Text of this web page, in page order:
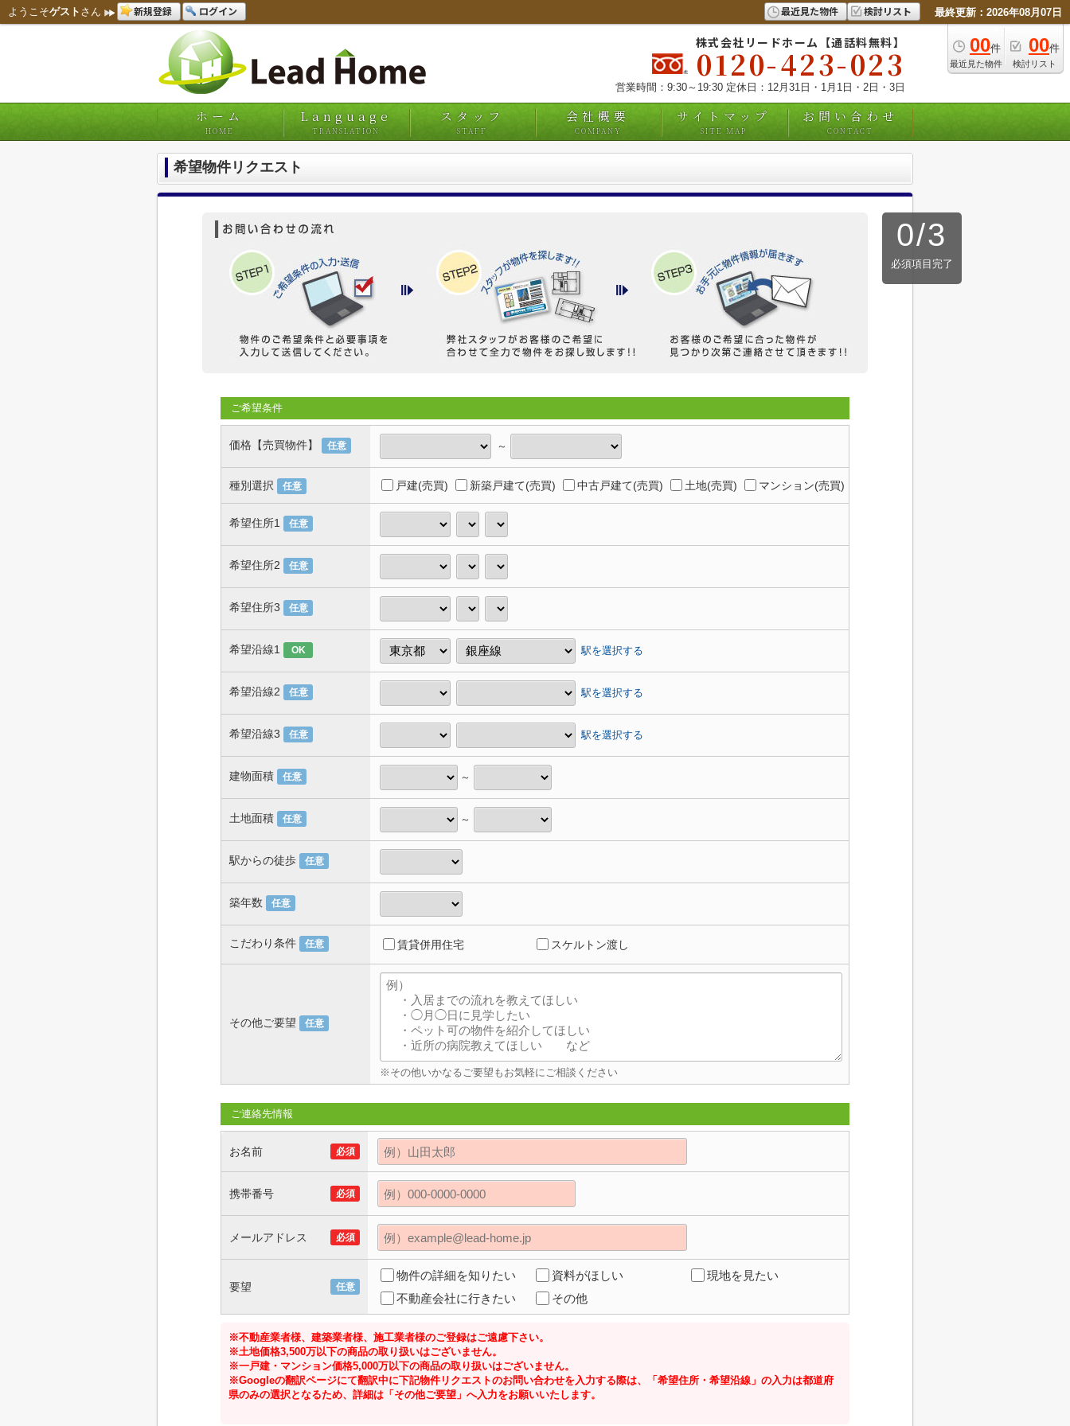
ようこそゲスト さん 新規登録 ログイン 最近見た物件 検討リスト 最終更新：2026年08月07日
00件
最近見た物件
00件
検討リスト
株式会社リードホーム【通話料無料】
0120-423-023
営業時間：9:30～19:30 定休日：12月31日・1月1日・2日・3日
ホーム
HOME
Language
TRANSLATION
スタッフ
STAFF
会社概要
COMPANY
サイトマップ
SITE MAP
お問い合わせ
CONTACT
希望物件リクエスト
0/3
必須項目完了
ご希望条件
価格【売買物件】 任意 ～
種別選択 任意 戸建(売買) 新築戸建て(売買) 中古戸建て(売買) 土地(売買) マンション(売買)
希望住所1 任意
希望住所2 任意
希望住所3 任意
希望沿線1 OK 駅を選択する
希望沿線2 任意 駅を選択する
希望沿線3 任意 駅を選択する
建物面積 任意 ～
土地面積 任意 ～
駅からの徒歩 任意
築年数 任意
こだわり条件 任意 賃貸併用住宅 スケルトン渡し
その他ご要望 任意
※その他いかなるご要望もお気軽にご相談ください
ご連絡先情報
お名前 必須
携帯番号 必須
メールアドレス 必須
要望 任意
物件の詳細を知りたい 資料がほしい
現地を見たい
不動産会社に行きたい
その他
※不動産業者様、建築業者様、施工業者様のご登録はご遠慮下さい。
※土地価格3,500万以下の商品の取り扱いはございません。
※一戸建・マンション価格5,000万以下の商品の取り扱いはございません。
※Googleの翻訳ページにて翻訳中に下記物件リクエストのお問い合わせを入力する際は、「希望住所・希望沿線」の入力は都道府
県のみの選択となるため、詳細は「その他ご要望」へ入力をお願いいたします。